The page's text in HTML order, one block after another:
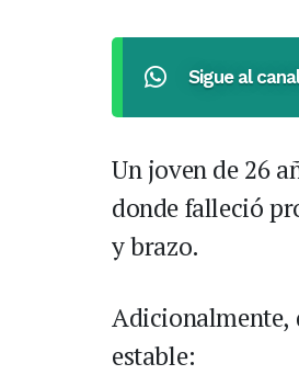
Sigue al
Un joven de 26
donde falleció
y brazo.
Adicionalmente,
estable: